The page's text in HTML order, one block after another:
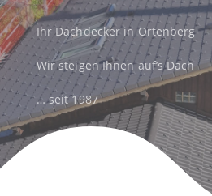
Ihr Dachdecker in Ortenberg
Wir steigen Ihnen auf’s Dach
… seit 1987